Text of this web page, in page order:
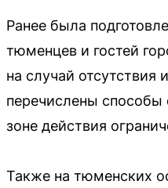
Ранее была
тюменцев и гостей
на случай отсутствия
перечислены способы
зоне действия
Также на тюменских